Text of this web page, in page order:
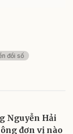
đổi số
Nguyễn Hải
đơn vị nào